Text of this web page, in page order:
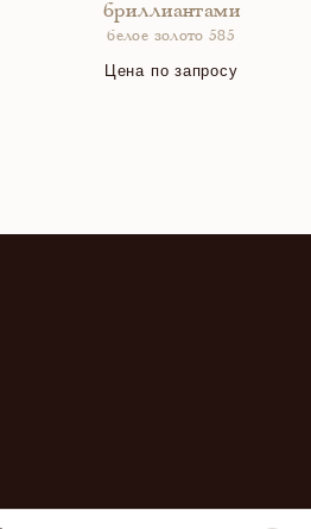
бриллиантами
белое золото 585
Цена по запросу